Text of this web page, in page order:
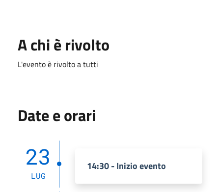
A chi è rivolto
L'evento è rivolto a tutti
Date e orari
23
LUG
14:30 - Inizio evento